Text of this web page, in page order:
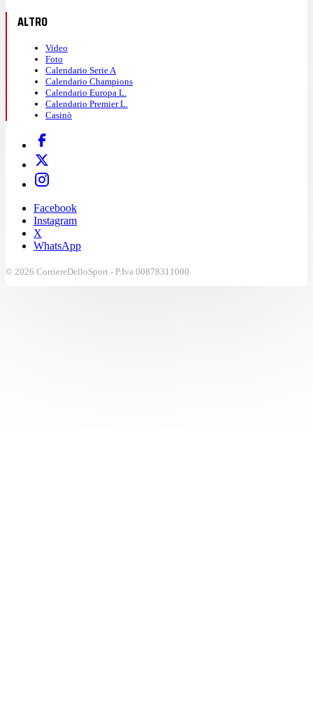
ALTRO
Video
Foto
Calendario Serie A
Calendario Champions
Calendario Europa L.
Calendario Premier L.
Casinò
Facebook
Instagram
X
WhatsApp
© 2026 CorriereDelloSport - P.Iva 00878311000